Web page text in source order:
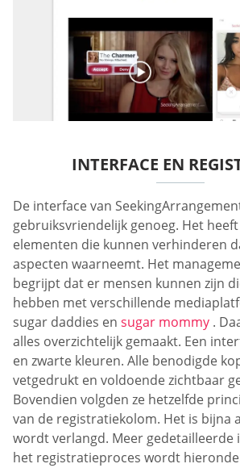
INTERFACE EN
De interface van
gebruiksvriendelijk genoeg. Het
elementen die kunnen verhinderen
aspecten waarneemt. Het
begrijpt dat er mensen kunnen zijn
hebben met verschillende
sugar daddies en sugar mommy .
alles overzichtelijk gemaakt. Een
en zwarte kleuren. Alle benodigde
vetgedrukt en voldoende zichtbaar
Bovendien volgden ze hetzelfde
van de registratiekolom. Het is bijna
wordt verlangd. Meer
het registratieproces wordt